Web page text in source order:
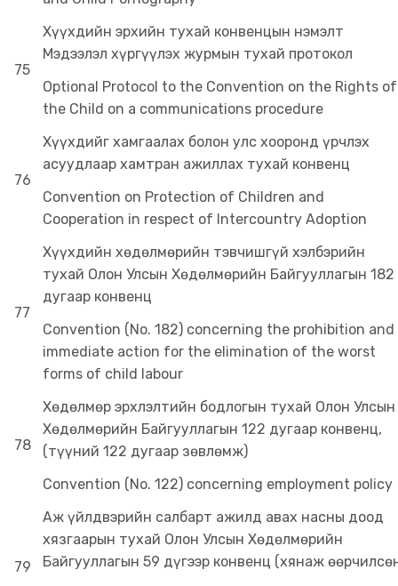
75
Хүүхдийн эрхийн тухай конвенцын нэмэлт
Мэдээлэл хүргүүлэх журмын тухай протокол
Optional Protocol to the Convention on the Rights of
the Child on a communications procedure
76
Хүүхдийг хамгаалах болон улс хооронд үрчлэх
асуудлаар хамтран ажиллах тухай конвенц
Convention on Protection of Children and
Cooperation in respect of Intercountry Adoption
77
Хүүхдийн хөдөлмөрийн тэвчишгүй хэлбэрийн
тухай Олон Улсын Хөдөлмөрийн Байгууллагын 182
дугаар конвенц
Convention (No. 182) concerning the prohibition and
immediate action for the elimination of the worst
forms of child labour
78
Хөдөлмөр эрхлэлтийн бодлогын тухай Олон Улсын
Хөдөлмөрийн Байгууллагын 122 дугаар конвенц,
(түүний 122 дугаар зөвлөмж)
Convention (No. 122) concerning employment policy
79
Аж үйлдвэрийн салбарт ажилд авах насны доод
хязгаарын тухай Олон Улсын Хөдөлмөрийн
Байгууллагын 59 дүгээр конвенц (хянаж